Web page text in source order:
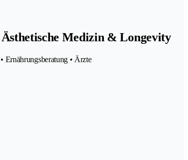
Medizin & Longevity
Ernährungsberatung • Ärzte